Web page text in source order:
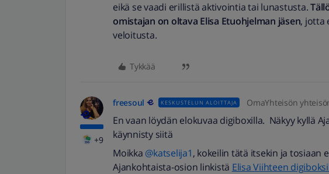
eikä se vaadi erillistä aktivointia tai lunastusta.
omistajan on oltava Elisa Etuohjelman jäsen, jotta
veloitusta.
Tykkää
+9
freesoul KESKUSTELUN ALOITTAJA OmaYhteisön
En vaan löydän elokuvaa digiboxilla. Näkyy kyllä
käynnisty siitä
Moikka ​ @katselija1, kokeilin tätä itsekin ja tosiaan
Ajankohtaista-osion linkistä Elisa Viihteen